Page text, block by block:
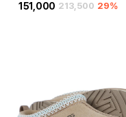
151,000 213,500 29%